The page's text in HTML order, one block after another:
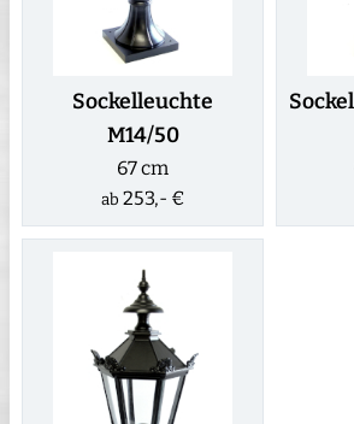
Sockelleuchte
M14/50
67 cm
ab 253,- €